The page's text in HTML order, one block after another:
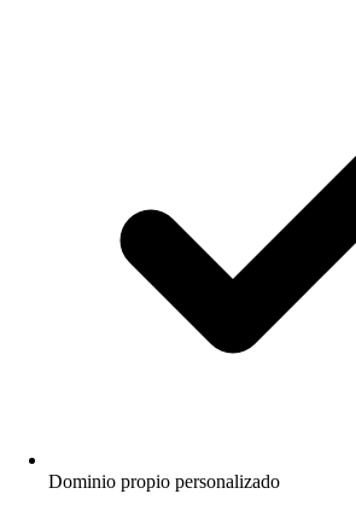
Dominio propio personalizado